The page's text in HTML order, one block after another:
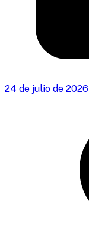
24 de julio de 2026